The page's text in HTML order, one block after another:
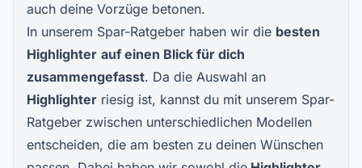
auch deine Vorzüge betonen.
In unserem Spar-Ratgeber haben wir die besten
Highlighter auf einen Blick für dich
zusammengefasst. Da die Auswahl an
Highlighter riesig ist, kannst du mit unserem Spar-
Ratgeber zwischen unterschiedlichen Modellen
entscheiden, die am besten zu deinen Wünschen